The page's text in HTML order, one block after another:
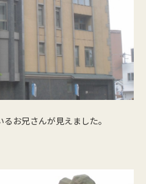
お兄さんが見えました。